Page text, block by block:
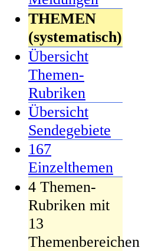
THEMEN
(systematisch)
Übersicht
Themen-
Rubriken
Übersicht
Sendegebiete
167
Einzelthemen
4 Themen-
Rubriken mit
13
Themenbereichen